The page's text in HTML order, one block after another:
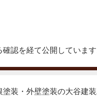
認を経て公開しています
装・外壁塗装の大谷建装